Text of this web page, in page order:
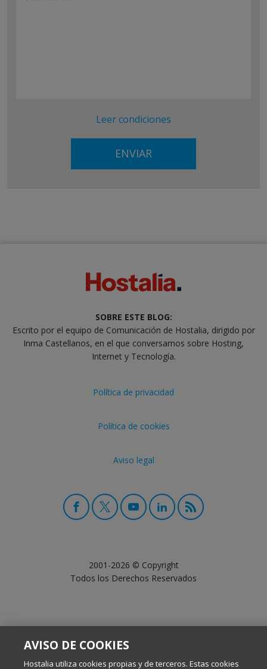
Leer condiciones
SOBRE ESTE BLOG:
Escrito por el equipo de Comunicación de Hostalia, dirigido por
Inma Castellanos, en el que conversamos sobre Hosting,
Internet y Tecnología.
Política de privacidad
Política de cookies
Aviso legal
2001-2026 © Copyright
Todos los Derechos Reservados
AVISO DE COOKIES
Hostalia utiliza cookies propias y de terceros. Estas cookies